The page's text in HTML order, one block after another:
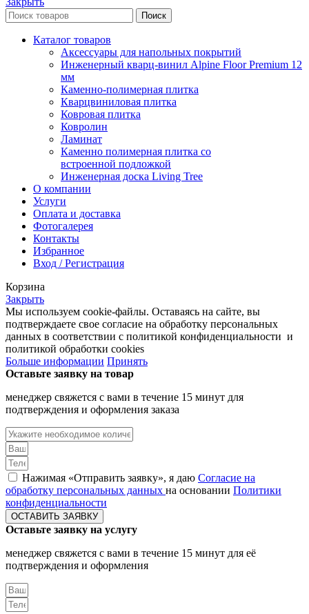
Поиск
Каталог товаров
Аксессуары для напольных покрытий
Инженерный кварц-винил Alpine Floor Premium 12
мм
Каменно-полимерная плитка
Кварцвиниловая плитка
Ковровая плитка
Ковролин
Ламинат
Каменно полимерная плитка со
встроенной подложкой
Инженерная доска Living Tree
О компании
Услуги
Оплата и доставка
Фотогалерея
Контакты
Избранное
Вход / Регистрация
Корзина
Закрыть
Мы используем cookie-файлы. Оставаясь на сайте, вы
подтверждаете свое согласие на обработку персональных
данных в соответствии с политикой конфиденциальности и
политикой обработки cookies
Больше информации Принять
Оставьте заявку на товар
менеджер свяжется с вами в течение 15 минут для
подтверждения и оформления заказа
Нажимая «Отправить заявку», я даю Согласие на
обработку персональных данных на основании Политики
конфиденциальности
ОСТАВИТЬ ЗАЯВКУ
Оставьте заявку на услугу
менеджер свяжется с вами в течение 15 минут для её
подтверждения и оформления